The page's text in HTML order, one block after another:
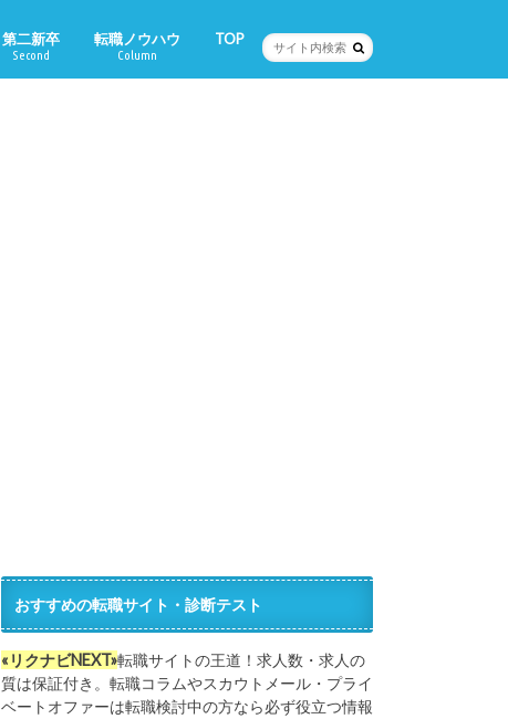
第二新卒
Second
転職ノウハウ
Column
TOP
おすすめの転職サイト・診断テスト
«リクナビNEXT»転職サイトの王道！求人数・求人の
質は保証付き。転職コラムやスカウトメール・プライ
ベートオファーは転職検討中の方なら必ず役立つ情報